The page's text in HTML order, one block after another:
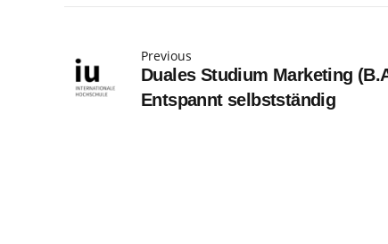
Previous
Duales Studium Marketing
Entspannt selbstständig